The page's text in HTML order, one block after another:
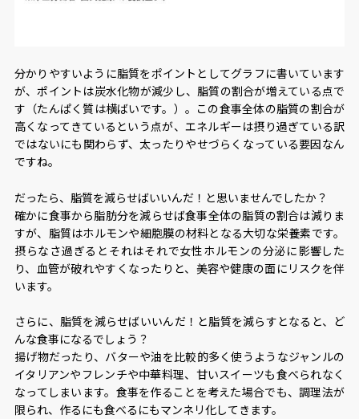
分かりやすいように脂質をポイントとしてグラフに書いています
が、ポイントは炭水化物が減少し、脂質の割合が増えている点で
す（たんぱく質は横ばいです。）。この食事全体の脂質の割合が
高くなってきているという点が、エネルギーは摂り過ぎている訳
ではないにも関わらず、太ったりやせづらくなっている要因なん
ですね。
だったら、脂質を減らせばいいんだ！と思いませんでしたか？
確かに食事から脂肪分を減らせば食事全体の脂質の割合は減りま
すが、脂質はホルモンや細胞膜の材料となる大切な栄養素です。
摂らなさ過ぎるとそれはそれで女性ホルモンの分泌に影響した
り、血管が破れやすくなったりと、美容や健康の面にリスクを伴
います。
さらに、脂質を減らせばいいんだ！と脂質を減らすとなると、ど
んな食事になるでしょう？
揚げ物だったり、バターや油を比較的多く使うようなジャンルの
イタリアンやフレンチや中華料理、甘いスイーツも食べられなく
なってしまいます。食事を作ることを考えた場合でも、調理法が
限られ、作るにも食べるにもマンネリ化してきます。